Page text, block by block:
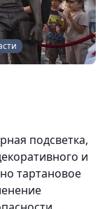
подсветка,
и
тартановое